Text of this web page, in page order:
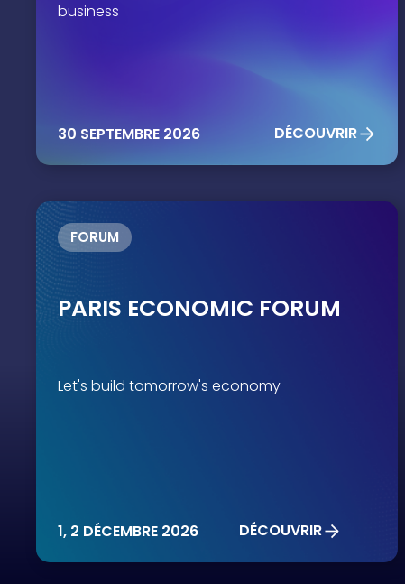
business
30 SEPTEMBRE 2026 DÉCOUVRIR
THIS IS SOME TEXT INSIDE OF A DIV BLOCK.
HEADING
FORUM
PARIS ECONOMIC FORUM
Let's build tomorrow's economy
1, 2 DÉCEMBRE 2026 DÉCOUVRIR